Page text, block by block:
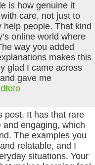
is how genuine it
care, not just to
people. That kind
online world where
way you added
makes this
glad I came across
gave me
post. It has that rare
engaging, which
The examples you
relatable, and I
situations. Your